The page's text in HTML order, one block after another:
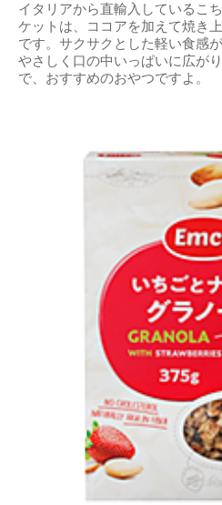
イタリアから直輸入しているこ
ケットは、ココアを加えて焼き
です。サクサクとした軽い食感
やさしく口の中いっぱいに広が
で、おすすめのおやつですよ。